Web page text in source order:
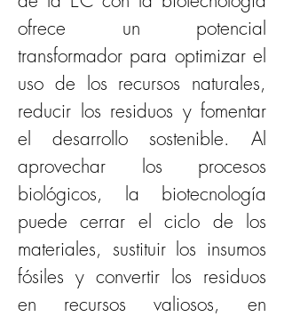
ofrece un potencial
transformador para optimizar el
uso de los recursos naturales,
reducir los residuos y fomentar
el desarrollo sostenible. Al
aprovechar los procesos
biológicos, la biotecnología
puede cerrar el ciclo de los
materiales, sustituir los insumos
fósiles y convertir los residuos
en recursos valiosos, en